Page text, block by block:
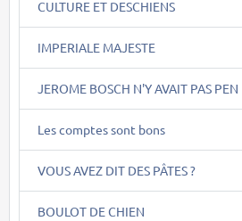
CULTURE ET DESCHIENS
IMPERIALE MAJESTE
JEROME BOSCH N'Y AVAIT PAS PEN
Les comptes sont bons
VOUS AVEZ DIT DES PÂTES ?
BOULOT DE CHIEN